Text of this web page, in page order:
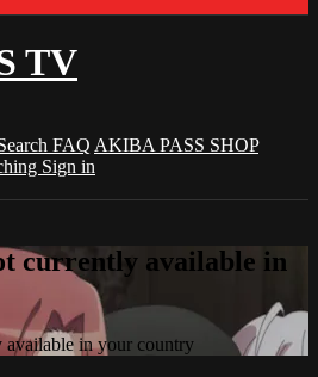
TV
FAQ AKIBA PASS SHOP
Sign in
currently available in
available in your country